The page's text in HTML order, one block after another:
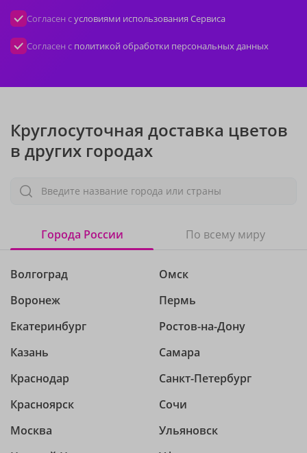
Согласен сусловиями использования Сервиса
Согласен с политикой обработки персональных данных
Круглосуточная доставка цветов
в других городах
Введите название города или страны
Города России По всему миру
Волгоград
Воронеж
Екатеринбург
Казань
Краснодар
Красноярск
Москва
Омск
Пермь
Ростов-на-Дону
Самара
Санкт-Петербург
Сочи
Ульяновск